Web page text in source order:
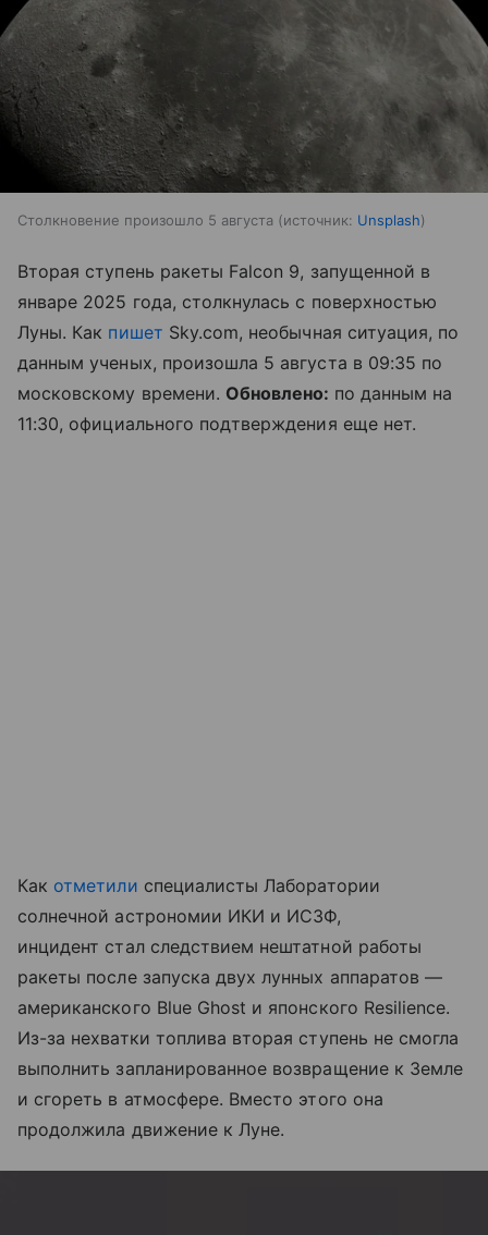
Столкновение произошло 5 августа источник: Unsplash
Вторая ступень ракеты Falcon 9, запущенной в
январе 2025 года, столкнулась с поверхностью
Луны. Как пишет Sky.com, необычная ситуация, по
данным ученых, произошла 5 августа в 09:35 по
московскому времени. Обновлено: по данным на
11:30, официального подтверждения еще нет.
Как отметили специалисты Лаборатории
солнечной астрономии ИКИ и ИСЗФ,
инцидент стал следствием нештатной работы
ракеты после запуска двух лунных аппаратов —
американского Blue Ghost и японского Resilience.
Из-за нехватки топлива вторая ступень не смогла
выполнить запланированное возвращение к Земле
и сгореть в атмосфере. Вместо этого она
продолжила движение к Луне.